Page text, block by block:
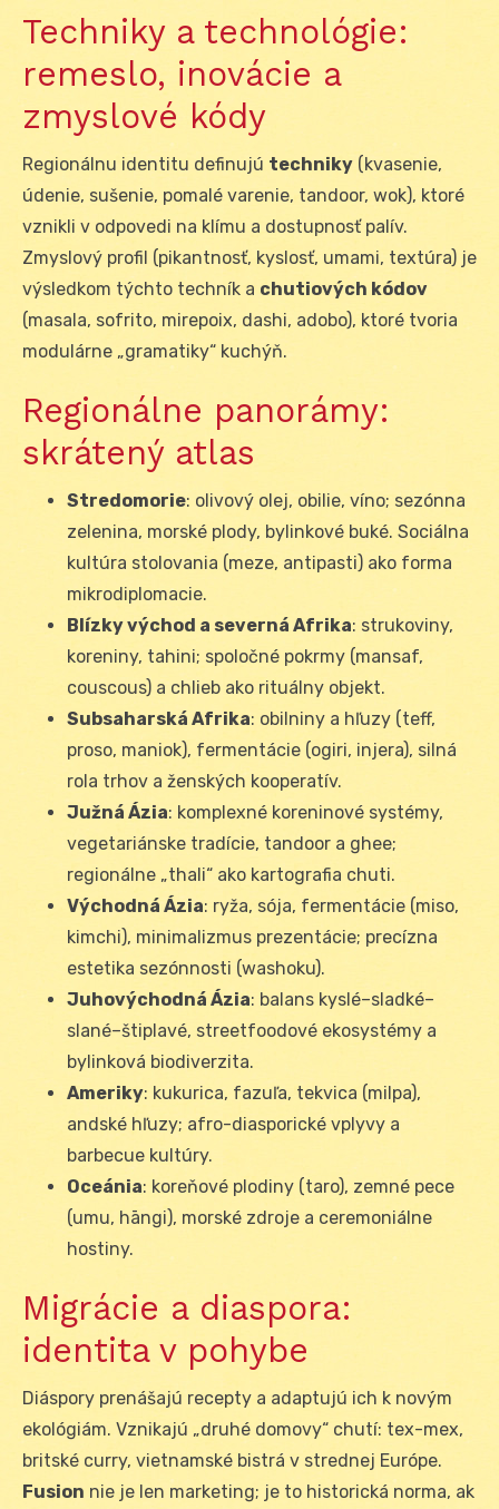
Techniky a technológie:
remeslo, inovácie a
zmyslové kódy
Regionálnu identitu definujú techniky (kvasenie,
údenie, sušenie, pomalé varenie, tandoor, wok), ktoré
vznikli v odpovedi na klímu a dostupnosť palív.
Zmyslový profil (pikantnosť, kyslosť, umami, textúra) je
výsledkom týchto techník a chutiových kódov
(masala, sofrito, mirepoix, dashi, adobo), ktoré tvoria
modulárne „gramatiky“ kuchýň.
Regionálne panorámy:
skrátený atlas
Stredomorie: olivový olej, obilie, víno; sezónna
zelenina, morské plody, bylinkové buké. Sociálna
kultúra stolovania (meze, antipasti) ako forma
mikrodiplomacie.
Blízky východ a severná Afrika: strukoviny,
koreniny, tahini; spoločné pokrmy (mansaf,
couscous) a chlieb ako rituálny objekt.
Subsaharská Afrika: obilniny a hľuzy (teff,
proso, maniok), fermentácie (ogiri, injera), silná
rola trhov a ženských kooperatív.
Južná Ázia: komplexné koreninové systémy,
vegetariánske tradície, tandoor a ghee;
regionálne „thali“ ako kartografia chuti.
Východná Ázia: ryža, sója, fermentácie (miso,
kimchi), minimalizmus prezentácie; precízna
estetika sezónnosti (washoku).
Juhovýchodná Ázia: balans kyslé–sladké–
slané–štiplavé, streetfoodové ekosystémy a
bylinková biodiverzita.
Ameriky: kukurica, fazuľa, tekvica (milpa),
andské hľuzy; afro-diasporické vplyvy a
barbecue kultúry.
Oceánia: koreňové plodiny (taro), zemné pece
(umu, hāngi), morské zdroje a ceremoniálne
hostiny.
Migrácie a diaspora:
identita v pohybe
Diáspory prenášajú recepty a adaptujú ich k novým
ekológiám. Vznikajú „druhé domovy“ chutí: tex-mex,
britské curry, vietnamské bistrá v strednej Európe.
Fusion nie je len marketing; je to historická norma, ak